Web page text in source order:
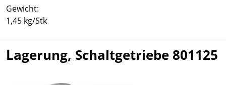
Gewicht:
1,45 kg/Stk
Lagerung, Schaltgetriebe 801125